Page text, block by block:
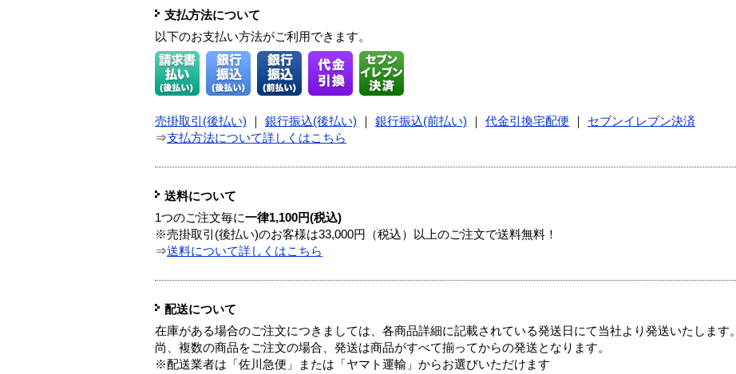
支払方法について
以下のお支払い方法がご利用できます。
売掛取引(後払い) 銀行振込(後払い) 銀行振込(前払い) 代金引換宅配便
セブンイレブン決済
⇒支払方法について詳しくはこちら
送料について
1つのご注文毎に一律1,100円(税込)
※売掛取引(後払い)のお客様は33,000円（税込）以上のご注文で送料無料！
⇒送料について詳しくはこちら
配送について
在庫がある場合のご注文につきましては、各商品詳細に記載されている発送日にて当社より発送いたします。
尚、複数の商品をご注文の場合、発送は商品がすべて揃ってからの発送となります。
※配送業者は「佐川急便」または「ヤマト運輸」からお選びいただけます